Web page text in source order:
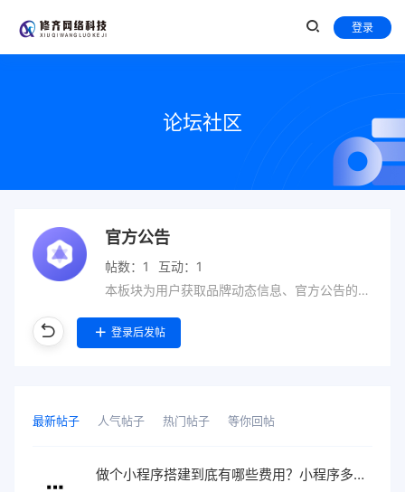
登录
论坛社区
官方公告
帖数：1
互动：1
本板块为用户获取品牌动态信息、官方公告的专属板块
登录后发帖
最新帖子 人气帖子 热门帖子 等你回帖
做个小程序搭建到底有哪些费用？小程序多少钱？